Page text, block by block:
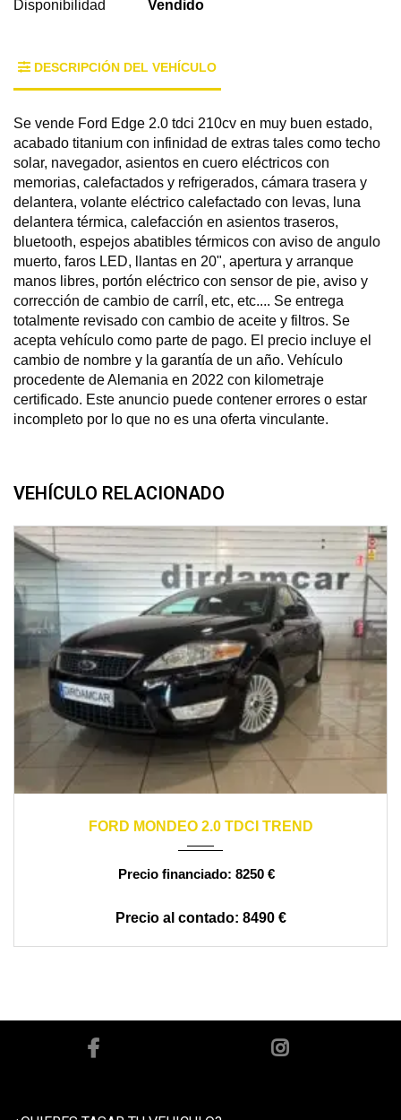
Disponibilidad Vendido
DESCRIPCIÓN DEL VEHÍCULO
Se vende Ford Edge 2.0 tdci 210cv en muy buen estado,
acabado titanium con infinidad de extras tales como techo
solar, navegador, asientos en cuero eléctricos con
memorias, calefactados y refrigerados, cámara trasera y
delantera, volante eléctrico calefactado con levas, luna
delantera térmica, calefacción en asientos traseros,
bluetooth, espejos abatibles térmicos con aviso de angulo
muerto, faros LED, llantas en 20", apertura y arranque
manos libres, portón eléctrico con sensor de pie, aviso y
corrección de cambio de carríl, etc, etc.... Se entrega
totalmente revisado con cambio de aceite y filtros. Se
acepta vehículo como parte de pago. El precio incluye el
cambio de nombre y la garantía de un año. Vehículo
procedente de Alemania en 2022 con kilometraje
certificado. Este anuncio puede contener errores o estar
incompleto por lo que no es una oferta vinculante.
VEHÍCULO RELACIONADO
FORD MONDEO 2.0 TDCI TREND
8250 €
8490 €